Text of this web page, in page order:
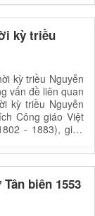
đọc có thể tìm
kỳ triều
kỳ triều Nguyễn
vấn đề liên quan
kỳ triều Nguyễn
Công giáo Việt
- 1883), giúp
rõ nội dung cụ
để đọc
biên 1553